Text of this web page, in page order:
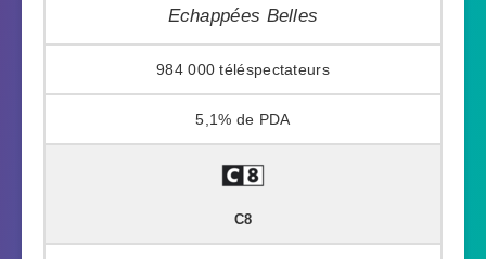
Echappées Belles
984 000
5,1%
C8